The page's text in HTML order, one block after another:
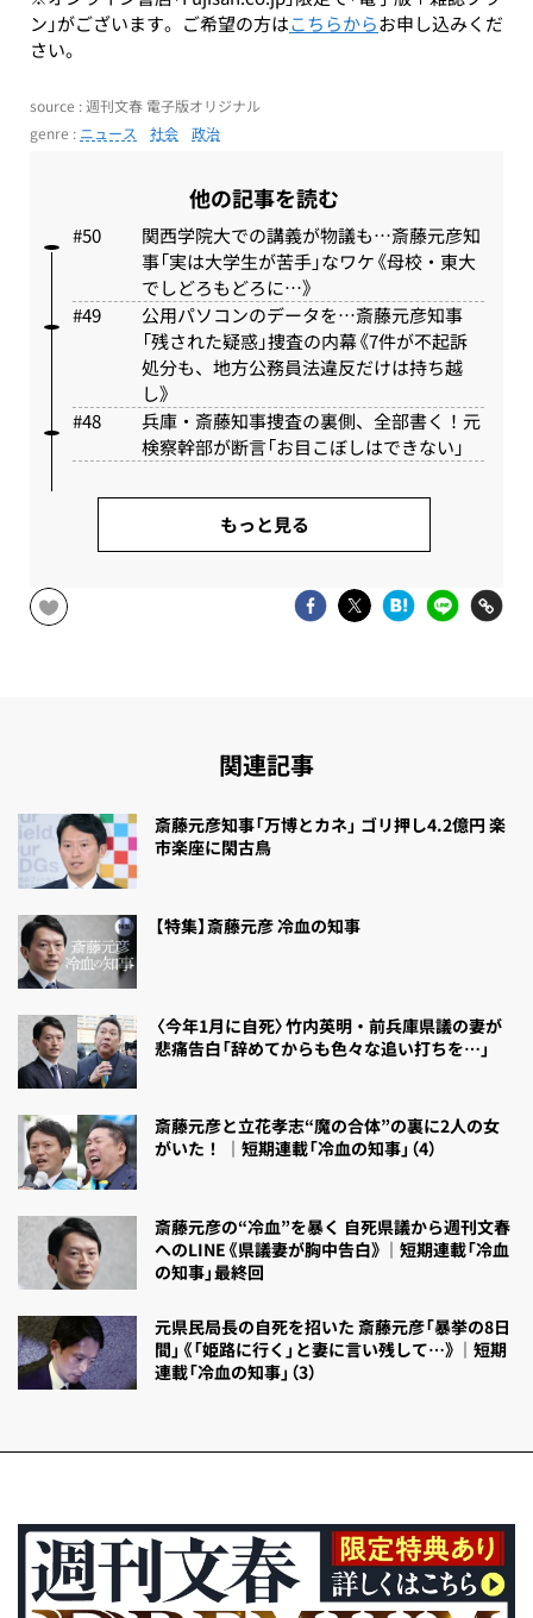
ン」がございます。ご希望の方はこちらからお申し込みくだ
さい。
source : 週刊文春 電子版オリジナル
genre : ニュース 社会 政治
他の記事を読む
関西学院大での講義が物議も…斎藤元彦知
事「実は大学生が苦手」なワケ《母校・東大
でしどろもどろに…》
公用パソコンのデータを…斎藤元彦知事
「残された疑惑」捜査の内幕《7件が不起訴
処分も、地方公務員法違反だけは持ち越
し》
兵庫・斎藤知事捜査の裏側、全部書く！元
検察幹部が断言「お目こぼしはできない」
もっと見る
関連記事
斎藤元彦知事「万博とカネ」 ゴリ押し4.2億円 楽
市楽座に閑古鳥
【特集】斎藤元彦 冷血の知事
〈今年1月に自死〉竹内英明・前兵庫県議の妻が
悲痛告白「辞めてからも色々な追い打ちを…」
斎藤元彦と立花孝志“魔の合体”の裏に2人の女
がいた！ ｜短期連載「冷血の知事」（4）
斎藤元彦の“冷血”を暴く 自死県議から週刊文春
へのLINE《県議妻が胸中告白》｜短期連載「冷血
の知事」最終回
元県民局長の自死を招いた 斎藤元彦「暴挙の8日
間」《「姫路に行く」と妻に言い残して…》｜短期
連載「冷血の知事」（3）